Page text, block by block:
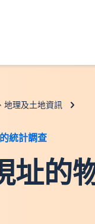
地理及土地資訊
統計調查
址的